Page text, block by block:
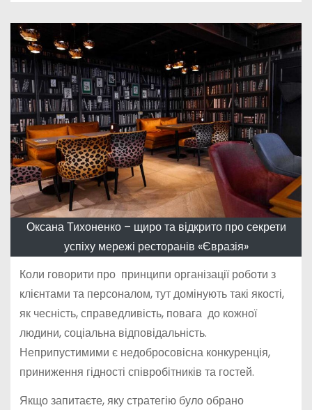
Оксана Тихоненко – щиро та відкрито про секрети
успіху мережі ресторанів «Євразія»
Коли говорити про принципи організації роботи з
клієнтами та персоналом, тут домінують такі якості,
як чесність, справедливість, повага до кожної
людини, соціальна відповідальність.
Неприпустимими є недобросовісна конкуренція,
приниження гідності співробітників та гостей.
Якщо запитаєте, яку стратегію було обрано